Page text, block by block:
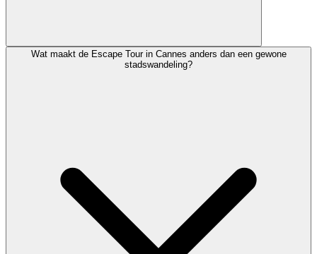
Wat maakt de Escape Tour in Cannes anders dan een gewone
stadswandeling?